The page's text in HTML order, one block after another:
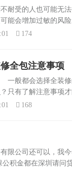
受的人也可能无法
能会增加过敏的风
于个人的身体状况
174
全包注意事项
般都会选择全装修
只有了解注意事项
一个明确的方向，
168
公司还可以，我今
公积金都在深圳请